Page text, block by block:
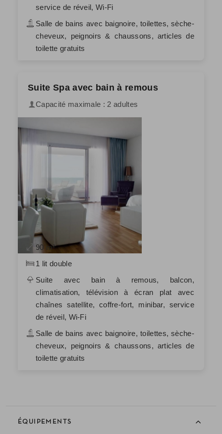
service de réveil, Wi-Fi
Salle de bains avec baignoire, toilettes, sèche-
cheveux, peignoirs & chaussons, articles de
toilette gratuits
Suite Spa avec bain à remous
Capacité maximale : 2 adultes
90 m²
1 lit double
Suite avec bain à remous, balcon,
climatisation, télévision à écran plat avec
chaînes satellite, coffre-fort, minibar, service
de réveil, Wi-Fi
Salle de bains avec baignoire, toilettes, sèche-
cheveux, peignoirs & chaussons, articles de
toilette gratuits
ÉQUIPEMENTS